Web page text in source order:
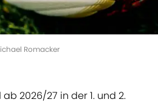
Romacker
2026/27 in der 1. und 2.